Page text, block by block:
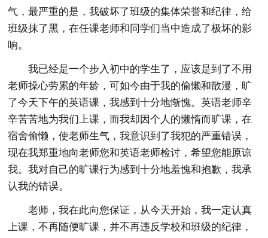
气，最严重的是，我破坏了班级的集体荣誉和纪律，给
班级抹了黑，在任课老师和同学们当中造成了极坏的影
响。
我已经是一个步入初中的学生了，应该是到了不用
老师操心劳累的年龄，可如今由于我的偷懒和散漫，旷
了今天下午的英语课，我感到十分地惭愧。英语老师辛
辛苦苦地为我们上课，而我却因个人的懒惰而旷课，在
宿舍偷懒，使老师生气，我意识到了我犯的严重错误，
现在我郑重地向老师您和英语老师检讨，希望您能原谅
我。我对自己的旷课行为感到十分地羞愧和抱歉，我承
认我的错误。
老师，我在此向您保证，从今天开始，我一定认真
上课，不再随便旷课，并不再违反学校和班级的纪律，